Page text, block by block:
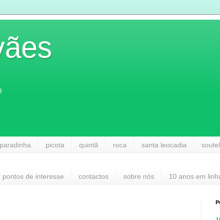
picota quintã roca santa leocadia
pontos de interesse contactos sobre nós 10 anos em